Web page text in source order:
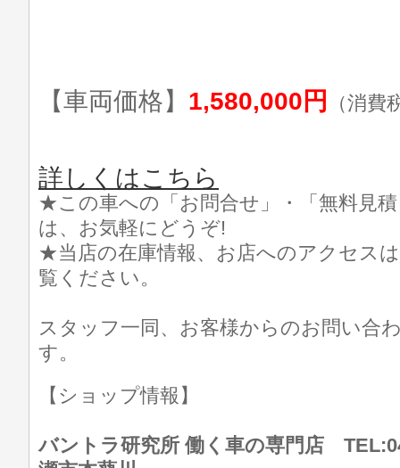
【車両価格】 1,580,000円 （消費
詳しくはこちら
★この車への「お問合せ」・「無料見
は、お気軽にどうぞ!
★当店の在庫情報、お店へのアクセス
覧ください。
スタッフ一同、お客様からのお問い合
す。
【ショップ情報】
バントラ研究所 働く車の専門店